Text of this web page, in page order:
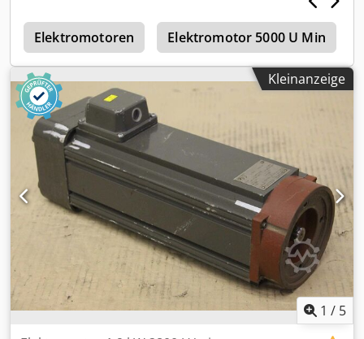
Elektromotoren Elektromotor 5000 U Min
Kleinanzeige
1 / 5